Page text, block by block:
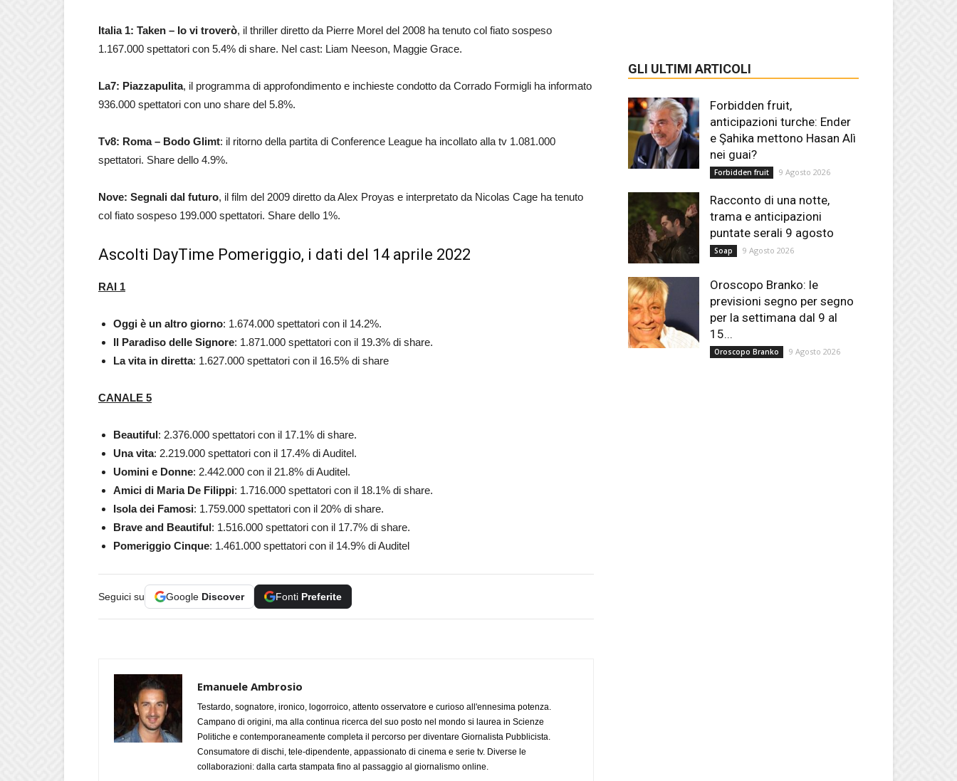
Italia 1: Taken – Io vi troverò, il thriller diretto da Pierre Morel del 2008 ha tenuto col fiato sospeso
1.167.000 spettatori con 5.4% di share. Nel cast: Liam Neeson, Maggie Grace.
La7: Piazzapulita, il programma di approfondimento e inchieste condotto da Corrado Formigli ha informato
936.000 spettatori con uno share del 5.8%.
Tv8: Roma – Bodo Glimt: il ritorno della partita di Conference League ha incollato alla tv 1.081.000
spettatori. Share dello 4.9%.
Nove: Segnali dal futuro, il film del 2009 diretto da Alex Proyas e interpretato da Nicolas Cage ha tenuto
col fiato sospeso 199.000 spettatori. Share dello 1%.
Ascolti DayTime Pomeriggio, i dati del 14 aprile 2022
RAI 1
Oggi è un altro giorno: 1.674.000 spettatori con il 14.2%.
Il Paradiso delle Signore: 1.871.000 spettatori con il 19.3% di share.
La vita in diretta: 1.627.000 spettatori con il 16.5% di share
CANALE 5
Beautiful: 2.376.000 spettatori con il 17.1% di share.
Una vita: 2.219.000 spettatori con il 17.4% di Auditel.
Uomini e Donne: 2.442.000 con il 21.8% di Auditel.
Amici di Maria De Filippi: 1.716.000 spettatori con il 18.1% di share.
Isola dei Famosi: 1.759.000 spettatori con il 20% di share.
Brave and Beautiful: 1.516.000 spettatori con il 17.7% di share.
Pomeriggio Cinque: 1.461.000 spettatori con il 14.9% di Auditel
Seguici su Google Discover Fonti Preferite
Emanuele Ambrosio
Testardo, sognatore, ironico, logorroico, attento osservatore e curioso all'ennesima potenza.
Campano di origini, ma alla continua ricerca del suo posto nel mondo si laurea in Scienze
Politiche e contemporaneamente completa il percorso per diventare Giornalista Pubblicista.
Consumatore di dischi, tele-dipendente, appassionato di cinema e serie tv. Diverse le
collaborazioni: dalla carta stampata fino al passaggio al giornalismo online.
GLI ULTIMI ARTICOLI
Forbidden fruit,
anticipazioni turche: Ender
e Şahika mettono Hasan Alì
nei guai?
Forbidden fruit 9 Agosto 2026
Racconto di una notte,
trama e anticipazioni
puntate serali 9 agosto
Soap 9 Agosto 2026
Oroscopo Branko: le
previsioni segno per segno
per la settimana dal 9 al
15...
Oroscopo Branko 9 Agosto 2026